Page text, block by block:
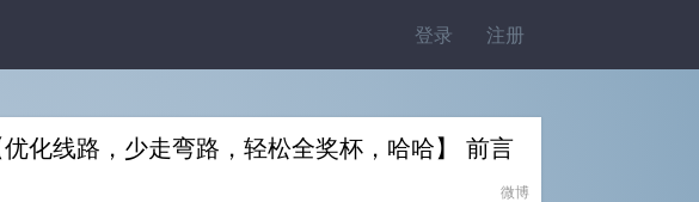
登录 注册
化线路，少走弯路，轻松全奖杯，哈哈】 前言
微博